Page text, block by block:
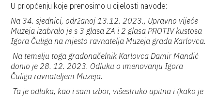
U priopćenju koje prenosimo u cijelosti navode:
Na 34. sjednici, održanoj 13.12. 2023., Upravno vijeće
Muzeja izabralo je s 3 glasa ZA i 2 glasa PROTIV kustosa
Igora Čuliga na mjesto ravnatelja Muzeja grada Karlovca.
Na temelju toga gradonačelnik Karlovca Damir Mandić
donio je 28. 12. 2023. Odluku o imenovanju Igora
Čuliga ravnateljem Muzeja.
Ta je odluka, kao i sam izbor, višestruko upitna i (kako je